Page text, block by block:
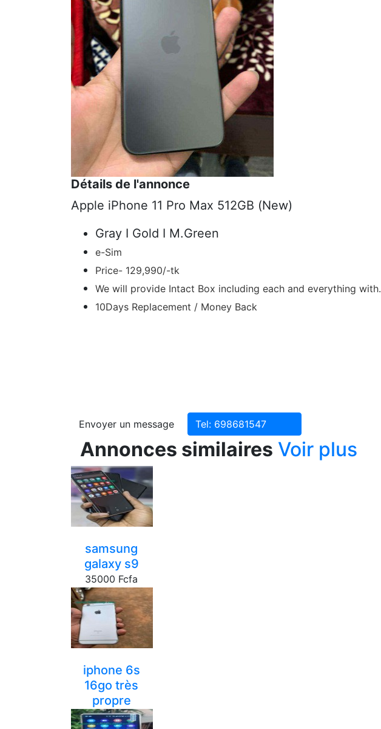
Détails de l'annonce
Apple iPhone 11 Pro Max 512GB (New)
Gray I Gold I M.Green
e-Sim
Price- 129,990/-tk
We will provide Intact Box including each and everything with.
10Days Replacement / Money Back
Envoyer un message Tel: 698681547
Annonces similaires Voir plus
samsung
galaxy s9
35000 Fcfa
yaounde
iphone 6s
16go très
propre
75000 Fcfa